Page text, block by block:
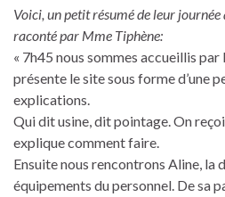
Voici, un petit résumé de leur
raconté par Mme Tiphène:
« 7h45 nous sommes accueillis
présente le site sous forme d’une
explications.
Qui dit usine, dit pointage. On
explique comment faire.
Ensuite nous rencontrons Aline, la
équipements du personnel. De sa